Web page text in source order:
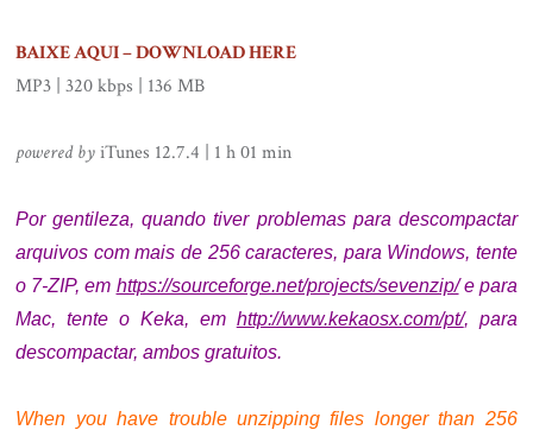
BAIXE AQUI – DOWNLOAD HERE
MP3 | 320 kbps | 136 MB
powered byiTunes 12.7.4 | 1 h 01 min
Por gentileza, quando tiver problemas para descompactar
arquivos com mais de 256 caracteres, para Windows, tente
o 7-ZIP, em https://sourceforge.net/projects/sevenzip/e para
Mac, tente o Keka, em http://www.kekaosx.com/pt/, para
descompactar, ambos gratuitos.
When you have trouble unzipping files longer than 256